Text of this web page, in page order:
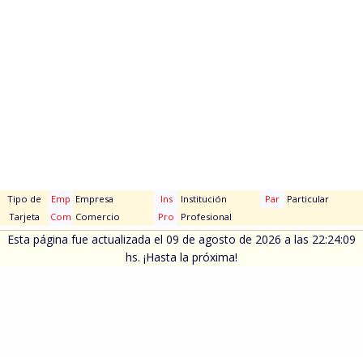
Tipo de
Tarjeta
Emp Empresa Ins Institución Par
Particular
Com Comercio Pro Profesional
Esta página fue actualizada el 09 de agosto de 2026 a las 22:24:09
hs. ¡Hasta la próxima!